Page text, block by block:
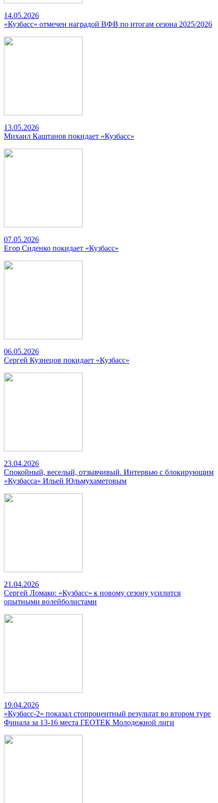
14.05.2026
«Кузбасс» отмечен наградой ВФВ по итогам сезона 2025/2026
13.05.2026
Михаил Каштанов покидает «Кузбасс»
07.05.2026
Егор Сиденко покидает «Кузбасс»
06.05.2026
Сергей Кузнецов покидает «Кузбасс»
23.04.2026
Спокойный, веселый, отзывчивый. Интервью с блокирующим
«Кузбасса» Ильей Юльмухаметовым
21.04.2026
Сергей Ломако: «Кузбасс» к новому сезону усилится
опытными волейболистами
19.04.2026
«Кузбасс-2» показал стопроцентный результат во втором туре
Финала за 13-16 места ГЕОТЕК Молодежной лиги